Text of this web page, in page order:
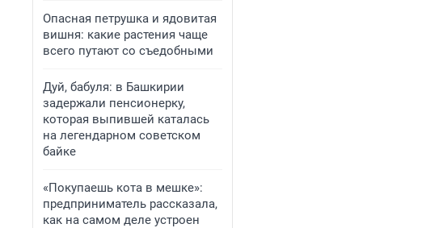
Опасная петрушка и ядовитая
вишня: какие растения чаще
всего путают со съедобными
Дуй, бабуля: в Башкирии
задержали пенсионерку,
которая выпившей каталась
на легендарном советском
байке
«Покупаешь кота в мешке»:
предприниматель рассказала,
как на самом деле устроен